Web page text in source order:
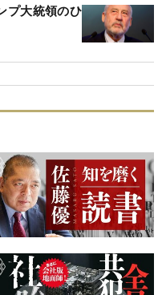
プ大統領のひ